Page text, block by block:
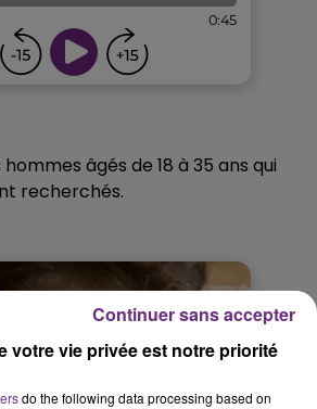
âgés de 18 à 35 ans qui
recherchés.
votre vie privée est notre priorité
do the following data processing based on
Continuer sans accepter